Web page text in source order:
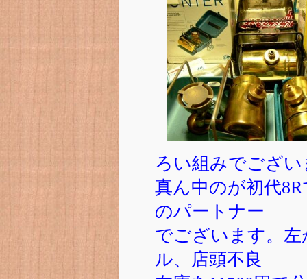
ろい組みでござい
真ん中のが初代
のパートナー
でございます。
ル、店頭不良